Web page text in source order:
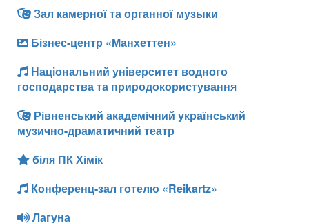
Зал камерної та органної музыки
Бізнес-центр «Манхеттен»
Національний університет водного
господарства та природокористування
Рівненський академічний український
музично-драматичний театр
біля ПК Хімік
Конференц-зал готелю «Reikartz»
Лагуна